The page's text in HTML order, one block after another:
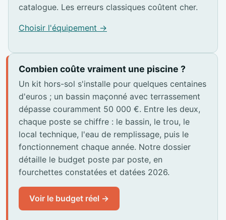
catalogue. Les erreurs classiques coûtent cher.
Choisir l'équipement →
Combien coûte vraiment une piscine ?
Un kit hors-sol s'installe pour quelques centaines
d'euros ; un bassin maçonné avec terrassement
dépasse couramment 50 000 €. Entre les deux,
chaque poste se chiffre : le bassin, le trou, le
local technique, l'eau de remplissage, puis le
fonctionnement chaque année. Notre dossier
détaille le budget poste par poste, en
fourchettes constatées et datées 2026.
Voir le budget réel →